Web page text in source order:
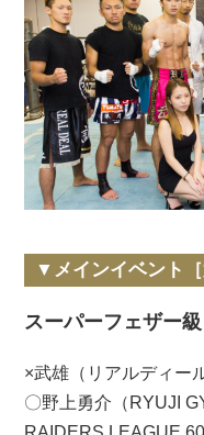
▼メインイベント［
スーパーフェザー
×武雄（リアルディー
〇野上勇介（RYUJI